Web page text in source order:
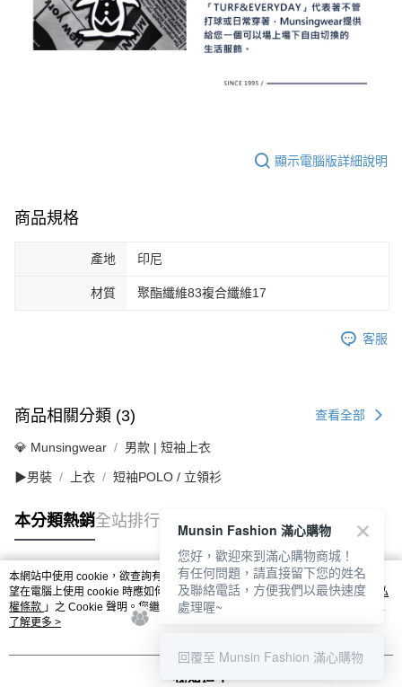
顯示電腦版詳細說明
商品規格
產地 印尼
材質 聚酯纖維83複合纖維17
客服
商品相關分類 (3) 查看全部
💎 Munsingwear 男款 | 短袖上衣
▶男裝 上衣 短袖POLO / 立領衫
本分類熱銷全站排行
熱門標籤
本網站中使用 cookie，欲查詢有關本網站使用 cookie 方式之詳情，及若您不希
望在電腦上使用 cookie 時應如何變更電腦的 cookie 設定，請參閱本網站「
隱私
權條款 」之 Cookie 聲明。您繼續使用本網站即表示您同意本公司得按本網站使
用條款之 Cookie 聲明使用 cookie。
了解更多 >
我知道了
Munsin Fashion 滿心購物
您好，歡迎來到滿心購物商城！
有任何問題，請直接留下您的姓名
及聯絡電話，方便我們以最快速度
處理喔~
回覆至 Munsin Fashion 滿心購物